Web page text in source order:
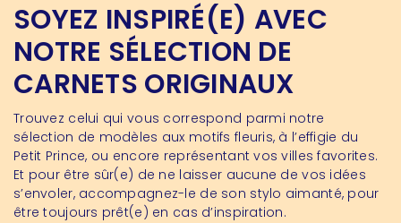
SOYEZ INSPIRÉ(E) AVEC
NOTRE SÉLECTION DE
CARNETS ORIGINAUX
Trouvez celui qui vous correspond parmi notre
sélection de modèles aux motifs fleuris, à l’effigie du
Petit Prince, ou encore représentant vos villes favorites.
Et pour être sûr(e) de ne laisser aucune de vos idées
s’envoler, accompagnez-le de son stylo aimanté, pour
être toujours prêt(e) en cas d’inspiration.